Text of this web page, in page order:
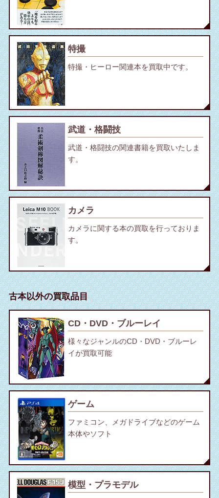
特撮
特撮・ヒーロー関連本を買取中です。
武道・格闘技
武道・格闘技の関連書籍を買取いたしま
す。
カメラ
カメラに関する本の買取を行っておりま
す。
古本以外の買取品目
CD・DVD・ブルーレイ
様々なジャンルのCD・DVD・ブルーレ
イが買取可能
ゲーム
ファミコン、メガドライブなどのゲーム
本体やソフト
模型・プラモデル